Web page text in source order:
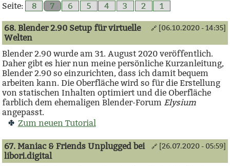
Seite: 8 7 6 5 4 3 2 1
🔗 [06.10.2020 - 14:35]
68. Blender 2.90 Setup für virtuelle
Welten
Blender 2.90 wurde am 31. August 2020 veröffentlich.
Daher gibt es hier nun meine persönliche Kurzanleitung,
Blender 2.90 so einzurichten, dass ich damit bequem
arbeiten kann. Die Oberfläche wird so für die Erstellung
von statischen Inhalten optimiert und die Oberfläche
farblich dem ehemaligen Blender-Forum Elysium
angepasst.
Zum neuen Tutorial
🔗 [26.07.2020 - 05:59]
67. Maniac & Friends Unplugged bei
libori.digital